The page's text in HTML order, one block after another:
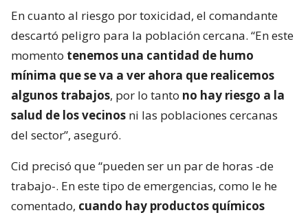
En cuanto al riesgo por toxicidad, el comandante
descartó peligro para la población cercana. “En este
momento tenemos una cantidad de humo
mínima que se va a ver ahora que realicemos
algunos trabajos, por lo tanto no hay riesgo a la
salud de los vecinos ni las poblaciones cercanas
del sector”, aseguró.
Cid precisó que “pueden ser un par de horas -de
trabajo-. En este tipo de emergencias, como le he
comentado, cuando hay productos químicos